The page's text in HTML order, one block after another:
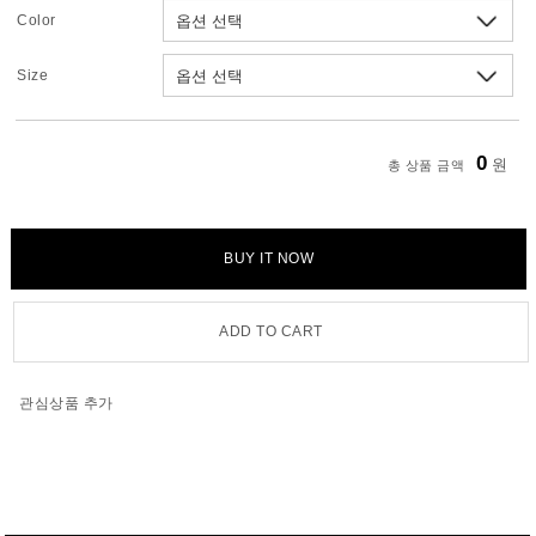
Color
Size
총 상품 금액 0 원
BUY IT NOW
ADD TO CART
관심상품 추가